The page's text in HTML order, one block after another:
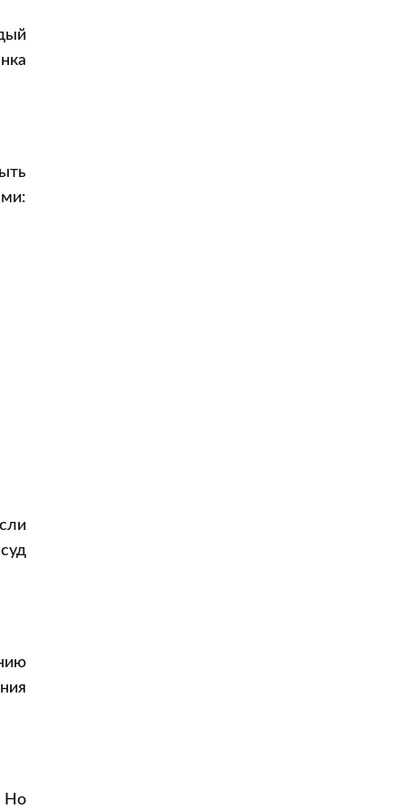
Но